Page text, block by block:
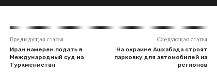
Предыдущая статья
Иран намерен подать в
Международный суд на
Туркменистан
Следующая статья
На окраине Ашхабада строят
парковку для автомобилей из
регионов